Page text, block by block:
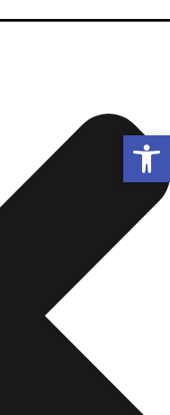
Apri la